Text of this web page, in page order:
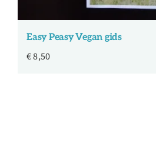
Easy Peasy Vegan gids
€8,50